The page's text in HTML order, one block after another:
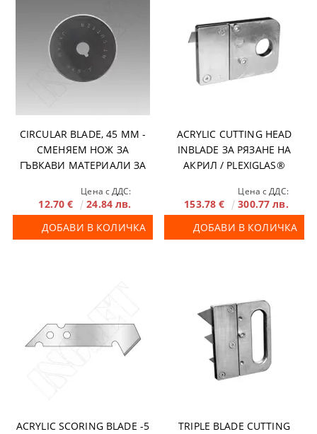
CIRCULAR BLADE, 45 MM -
СМЕНЯЕМ НОЖ ЗА
ГЪВКАВИ МАТЕРИАЛИ ЗА
Цена с ДДС:
12.70 €
24.84 лв.
ДОБАВИ В КОЛИЧКА
ACRYLIC CUTTING HEAD
INBLADE ЗА РЯЗАНЕ НА
АКРИЛ / PLEXIGLAS®
Цена с ДДС:
153.78 €
300.77 лв.
ДОБАВИ В КОЛИЧКА
ACRYLIC SCORING BLADE -5
TRIPLE BLADE CUTTING